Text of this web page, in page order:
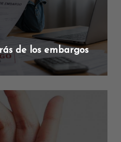
de los embargos